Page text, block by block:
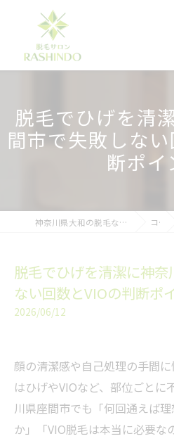
脱毛でひげを清
間市で失敗しな
断ポイ
神奈川県大和の脱毛ならメンズ脱毛サロンRASHINDO大和店 コラム
脱毛でひげを清潔に神
ない回数とVIOの判断ポ
2026/06/12
顔の清潔感や自己処理の手間
はひげやVIOなど、部位ごとに
川県座間市でも「何回通えば
か」「VIO脱毛は本当に必要な